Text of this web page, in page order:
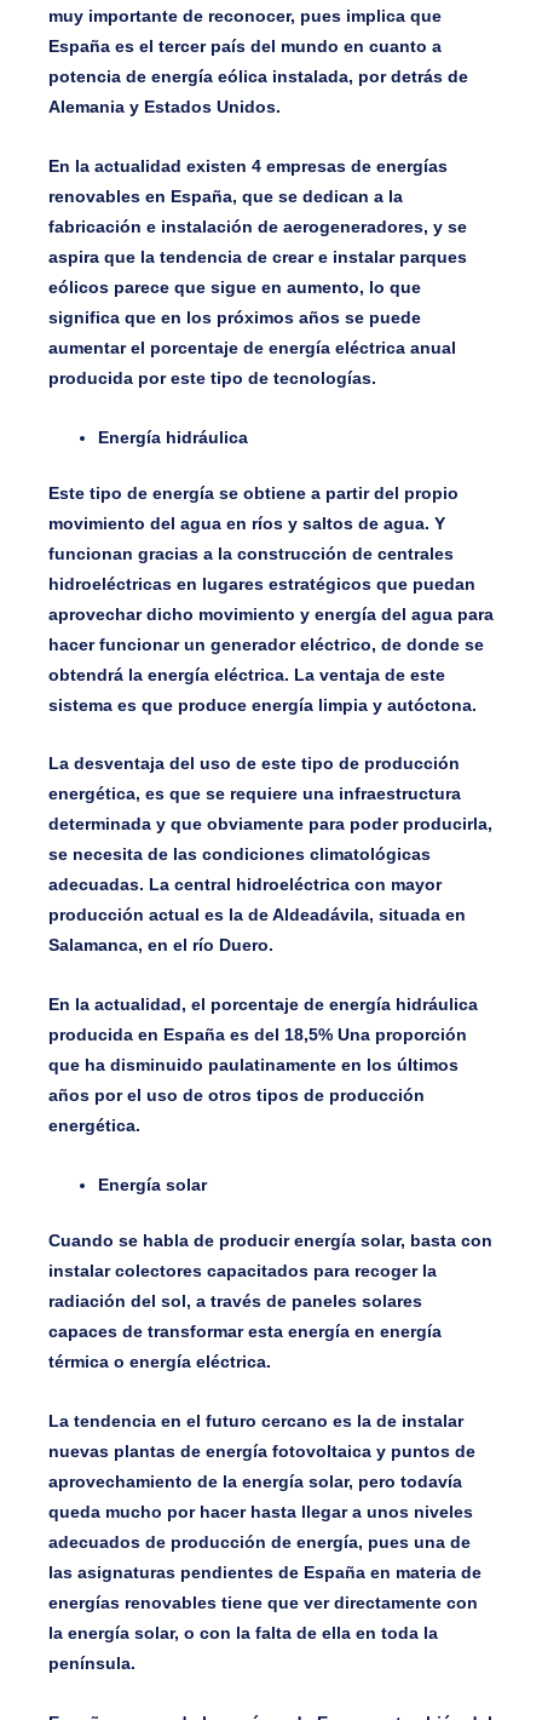
muy importante de reconocer, pues implica que
España es el tercer país del mundo en cuanto a
potencia de energía eólica instalada, por detrás de
Alemania y Estados Unidos.
En la actualidad existen 4 empresas de energías
renovables en España, que se dedican a la
fabricación e instalación de aerogeneradores, y se
aspira que la tendencia de crear e instalar parques
eólicos parece que sigue en aumento, lo que
significa que en los próximos años se puede
aumentar el porcentaje de energía eléctrica anual
producida por este tipo de tecnologías.
Energía hidráulica
Este tipo de energía se obtiene a partir del propio
movimiento del agua en ríos y saltos de agua. Y
funcionan gracias a la construcción de centrales
hidroeléctricas en lugares estratégicos que puedan
aprovechar dicho movimiento y energía del agua para
hacer funcionar un generador eléctrico, de donde se
obtendrá la energía eléctrica. La ventaja de este
sistema es que produce energía limpia y autóctona.
La desventaja del uso de este tipo de producción
energética, es que se requiere una infraestructura
determinada y que obviamente para poder producirla,
se necesita de las condiciones climatológicas
adecuadas. La central hidroeléctrica con mayor
producción actual es la de Aldeadávila, situada en
Salamanca, en el río Duero.
En la actualidad, el porcentaje de energía hidráulica
producida en España es del 18,5% Una proporción
que ha disminuido paulatinamente en los últimos
años por el uso de otros tipos de producción
energética.
Energía solar
Cuando se habla de producir energía solar, basta con
instalar colectores capacitados para recoger la
radiación del sol, a través de paneles solares
capaces de transformar esta energía en energía
térmica o energía eléctrica.
La tendencia en el futuro cercano es la de instalar
nuevas plantas de energía fotovoltaica y puntos de
aprovechamiento de la energía solar, pero todavía
queda mucho por hacer hasta llegar a unos niveles
adecuados de producción de energía, pues una de
las asignaturas pendientes de España en materia de
energías renovables tiene que ver directamente con
la energía solar, o con la falta de ella en toda la
península.